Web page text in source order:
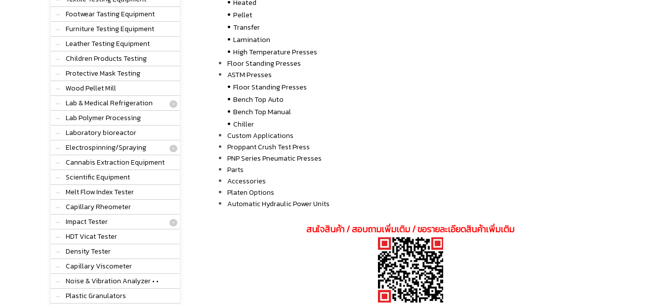
Footwear Tasting Equipment
Furniture Testing Equipment
Leather Testing Equipment
Children Products Testing
Protective Mask Testing
Wood Pellet Mill
Lab & Medical Refrigeration
Lab Polymer Processing
Laboratory bioreactor
Electrospinning/Spraying
Cannabis Extraction Equipment
Scientific Equipment
Melt Flow Index Tester
Capillary Rheometer
Impact Tester
HDT Vicat Tester
Density Tester
Capillary Viscometer
Noise & Vibration Analyzer • •
Plastic Granulators
Heated
• Pellet
• Transfer
• Lamination
• High Temperature Presses
Floor Standing Presses
ASTM Presses
• Floor Standing Presses
• Bench Top Auto
• Bench Top Manual
• Chiller
Custom Applications
Proppant Crush Test Press
PNP Series Pneumatic Presses
Parts
Accessories
Platen Options
Automatic Hydraulic Power Units
สนใจสินค้า / สอบถามเพิ่มเติม / ขอรายละเอียดสินค้าเพิ่มเติม